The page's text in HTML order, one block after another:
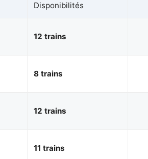
Disponibilités
12 trains
8 trains
12 trains
11 trains